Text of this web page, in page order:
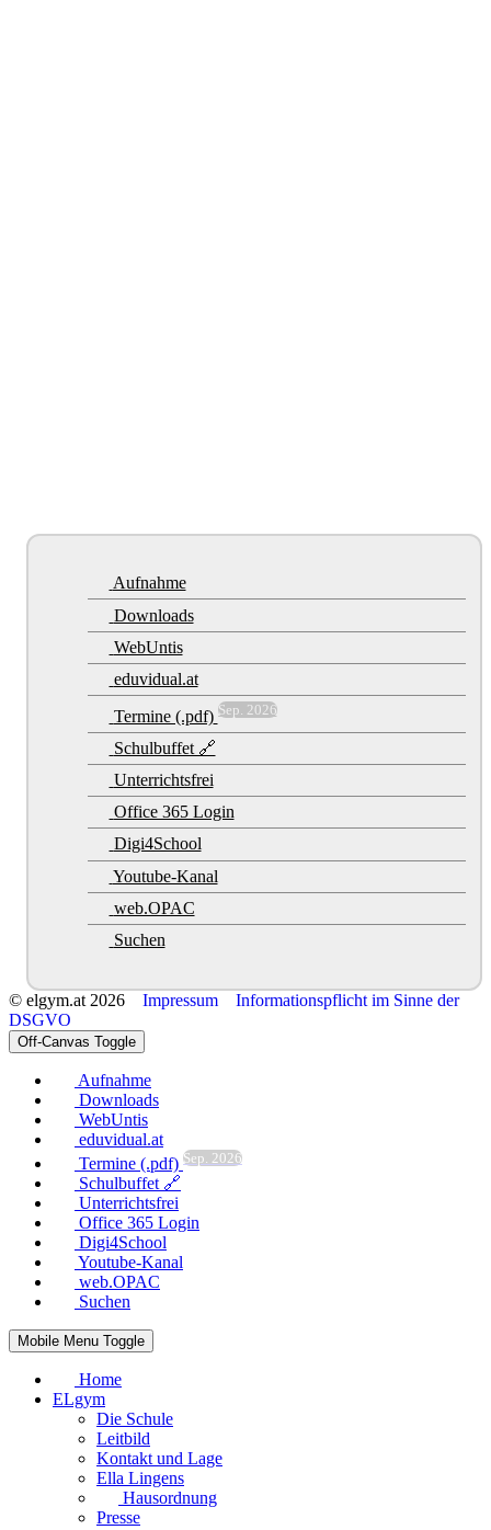
Aufnahme
Downloads
WebUntis
eduvidual.at
Termine (.pdf) Sep. 2026
Schulbuffet 🔗
Unterrichtsfrei
Office 365 Login
Digi4School
Youtube-Kanal
web.OPAC
Suchen
© elgym.at 2026 Impressum
Informationspflicht im Sinne der
DSGVO
Off-Canvas Toggle
Aufnahme
Downloads
WebUntis
eduvidual.at
Termine (.pdf) Sep. 2026
Schulbuffet 🔗
Unterrichtsfrei
Office 365 Login
Digi4School
Youtube-Kanal
web.OPAC
Suchen
Mobile Menu Toggle
Home
ELgym
Die Schule
Leitbild
Kontakt und Lage
Ella Lingens
Hausordnung
Presse